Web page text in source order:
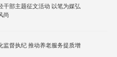
干部主题征文活动 以笔为媒弘
尚
监督执纪 推动养老服务提质增